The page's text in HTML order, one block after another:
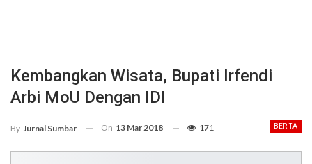
Kembangkan Wisata, Bupati Irfendi
Arbi MoU Dengan IDI
BERITA
By Jurnal Sumbar On 13 Mar 2018 171